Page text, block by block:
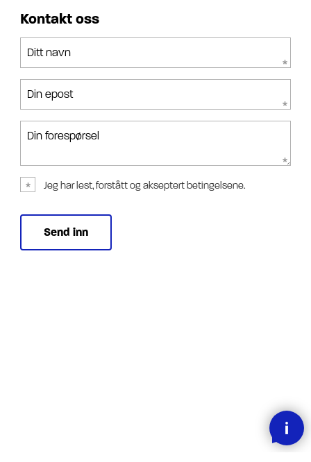
Kontakt oss
Ditt navn
Din epost
Din forespørsel
Jeg har lest, forstått og akseptert betingelsene.